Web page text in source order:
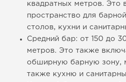
квадратных метров. Это
пространство для
столов, кухни и
Средний бар: от 150 до
метров. Это также
обширную барную зону,
также кухню и